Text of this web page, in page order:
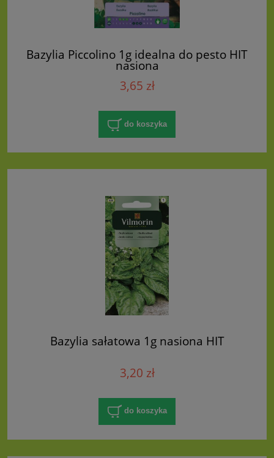
Bazylia Piccolino 1g idealna do pesto HIT
nasiona
3,65 zł
do koszyka
Bazylia sałatowa 1g nasiona HIT
3,20 zł
do koszyka